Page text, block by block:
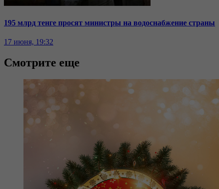
195 млрд тенге просят министры на водоснабжение страны
17 июня, 19:32
Смотрите еще